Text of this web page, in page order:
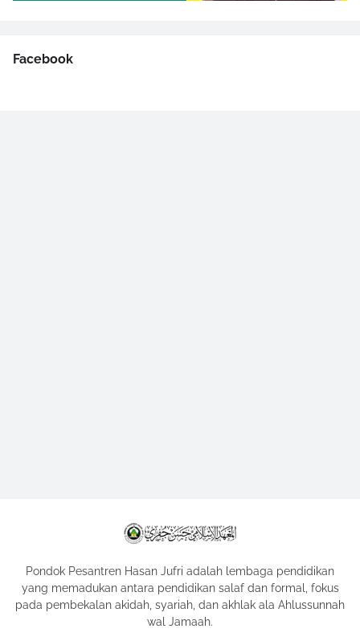
Facebook
Pondok Pesantren Hasan Jufri adalah lembaga pendidikan
yang memadukan antara pendidikan salaf dan formal, fokus
pada pembekalan akidah, syariah, dan akhlak ala Ahlussunnah
wal Jamaah.